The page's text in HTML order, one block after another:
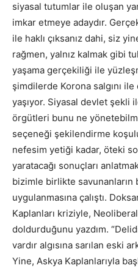
siyasal tutumlar ile oluşan
imkar etmeye adaydır.
ile haklı çıksanız dahi, siz
rağmen, yalnız kalmak gibi
yaşama gerçekiliği ile
şimdilerde Korona salgını
yaşıyor. Siyasal devlet şekli
örgütleri bunu ne
seçeneği şekilendirme
nefesim yetiği kadar, öteki
yaratacağı sonuçları
bizimle birlikte savunanların
uygulanmasına çalıştı.
Kaplanları kriziyle,
doldurduğunu yazdım.
vardır algısına sarılan eski
Yine, Askya Kaplanlarıyla